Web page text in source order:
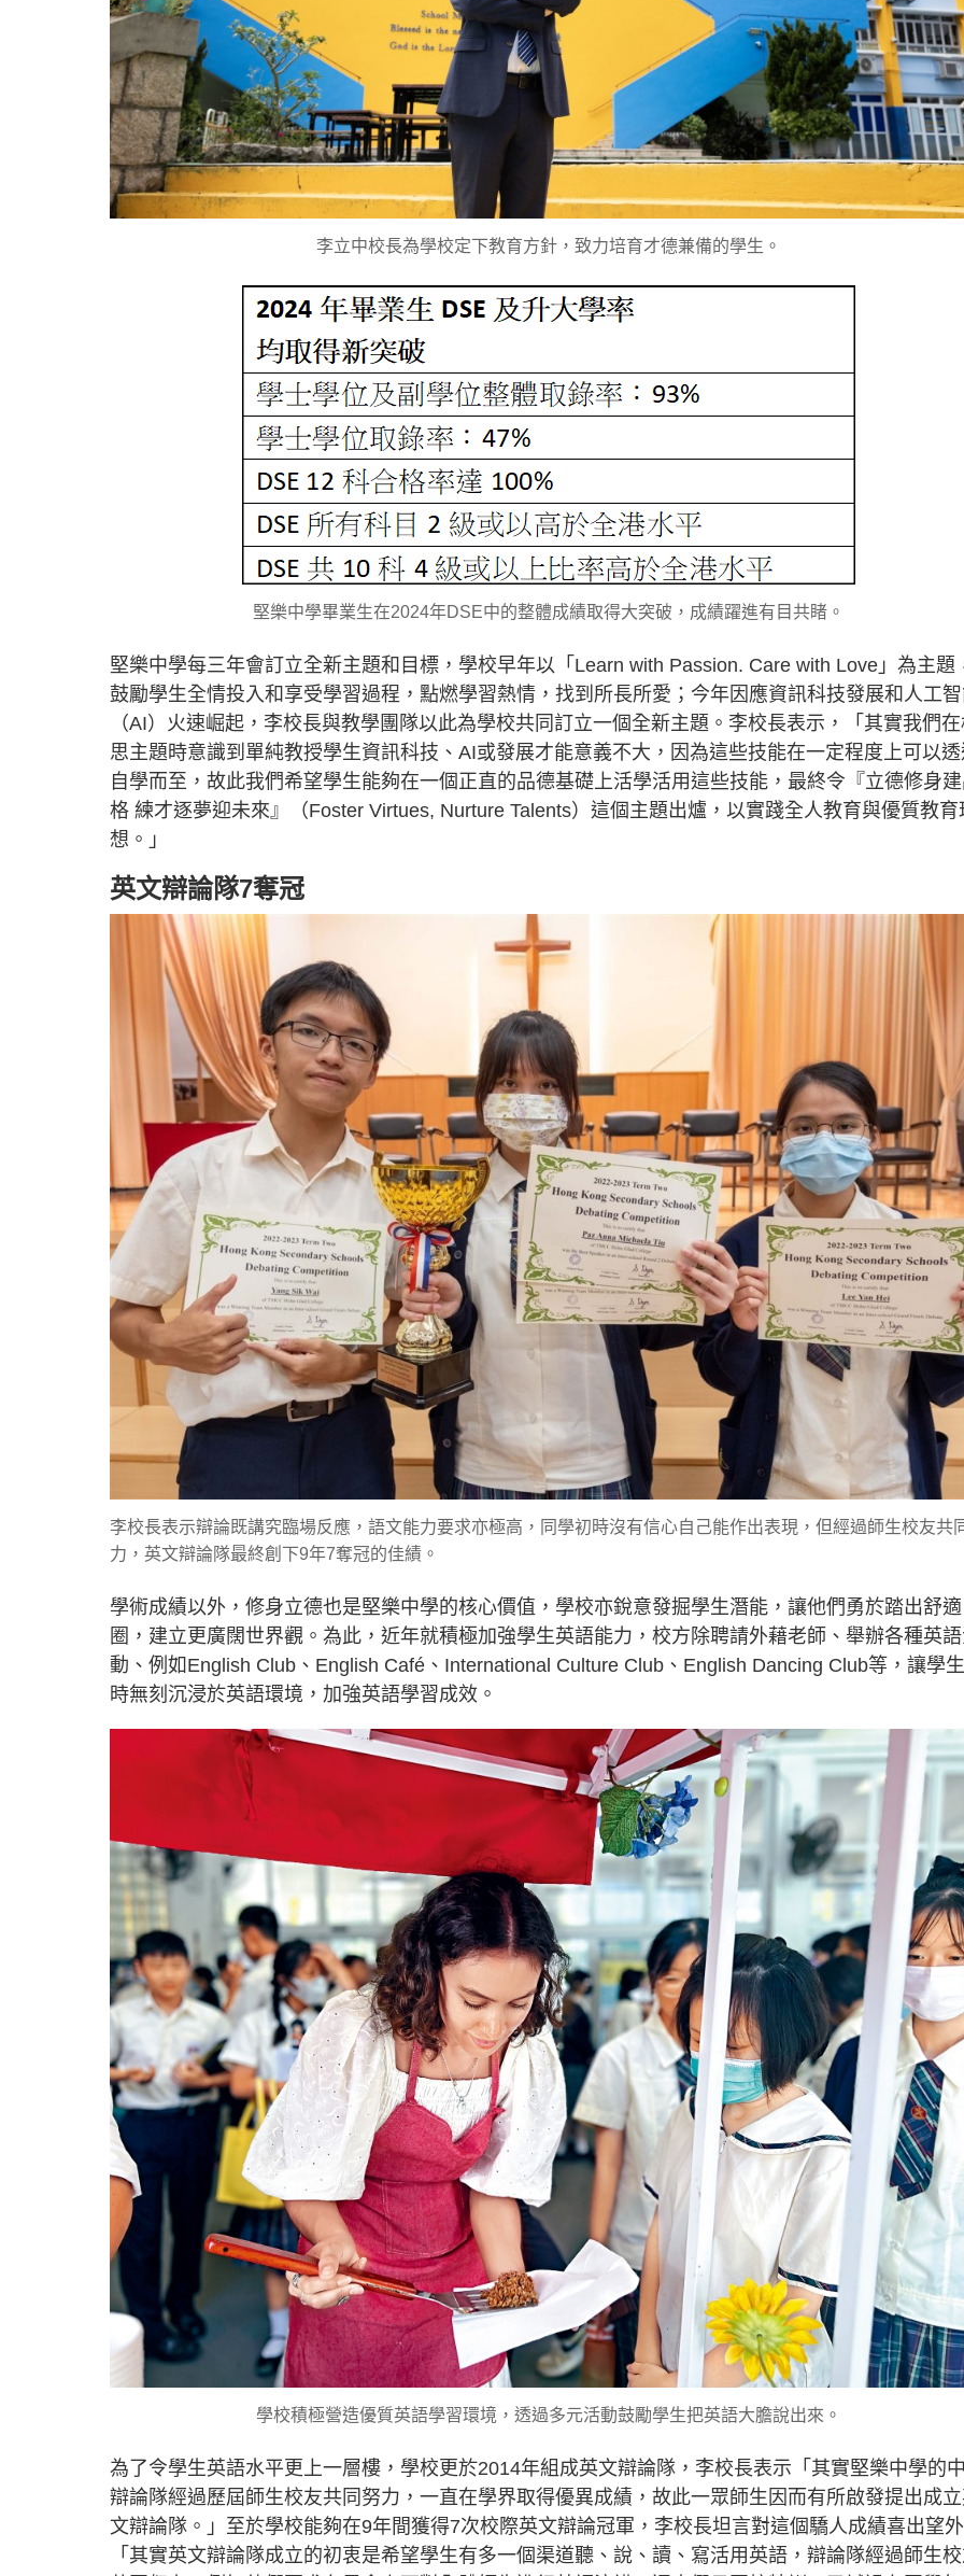
李立中校長為學校定下教育方針，致力培育才德兼備的學生。
堅樂中學畢業生在2024年DSE中的整體成績取得大突破，成績躍進有目共睹。
堅樂中學每三年會訂立全新主題和目標，學校早年以「Learn with Passion. Care with Love」為主題
鼓勵學生全情投入和享受學習過程，點燃學習熱情，找到所長所愛；今年因應資訊科技發展和人工
（AI）火速崛起，李校長與教學團隊以此為學校共同訂立一個全新主題。李校長表示，「其實我們
思主題時意識到單純教授學生資訊科技、AI或發展才能意義不大，因為這些技能在一定程度上可以
自學而至，故此我們希望學生能夠在一個正直的品德基礎上活學活用這些技能，最終令『立德修身
格 練才逐夢迎未來』（Foster Virtues, Nurture Talents）這個主題出爐，以實踐全人教育與優質教育
想。」
英文辯論隊7奪冠
李校長表示辯論既講究臨場反應，語文能力要求亦極高，同學初時沒有信心自己能作出表現，但經過師生校友共
力，英文辯論隊最終創下9年7奪冠的佳績。
學術成績以外，修身立德也是堅樂中學的核心價值，學校亦銳意發掘學生潛能，讓他們勇於踏出舒適
圈，建立更廣闊世界觀。為此，近年就積極加強學生英語能力，校方除聘請外藉老師、舉辦各種英
動、例如English Club、English Café、International Culture Club、English Dancing Club等，讓學
時無刻沉浸於英語環境，加強英語學習成效。
學校積極營造優質英語學習環境，透過多元活動鼓勵學生把英語大膽說出來。
為了令學生英語水平更上一層樓，學校更於2014年組成英文辯論隊，李校長表示「其實堅樂中學的
辯論隊經過歷屆師生校友共同努力，一直在學界取得優異成績，故此一眾師生因而有所啟發提出成
文辯論隊。」至於學校能夠在9年間獲得7次校際英文辯論冠軍，李校長坦言對這個驕人成績喜出望
「其實英文辯論隊成立的初衷是希望學生有多一個渠道聽、說、讀、寫活用英語，辯論隊經過師生